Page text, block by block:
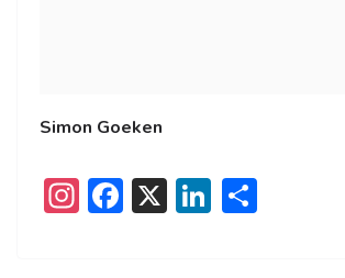
Simon Goeken
I
F
X
Li